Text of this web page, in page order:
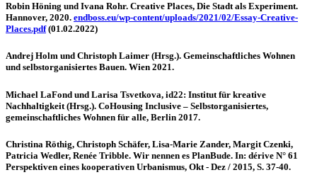
Robin Höning und Ivana Rohr. Creative Places, Die Stadt als Experiment.
Hannover, 2020. endboss.eu/wp-content/uploads/2021/02/Essay-Creative-
Places.pdf(01.02.2022)
Andrej Holm und Christoph Laimer (Hrsg.). Gemeinschaftliches Wohnen
und selbstorganisiertes Bauen. Wien 2021.
Michael LaFond und Larisa Tsvetkova, id22: Institut für kreative
Nachhaltigkeit (Hrsg.). CoHousing Inclusive – Selbstorganisiertes,
gemeinschaftliches Wohnen für alle, Berlin 2017.
Christina Röthig, Christoph Schäfer, Lisa-Marie Zander, Margit Czenki,
Patricia Wedler, Renée Tribble. Wir nennen es PlanBude. In: dérive N° 61
Perspektiven eines kooperativen Urbanismus, Okt - Dez / 2015, S. 37-40.